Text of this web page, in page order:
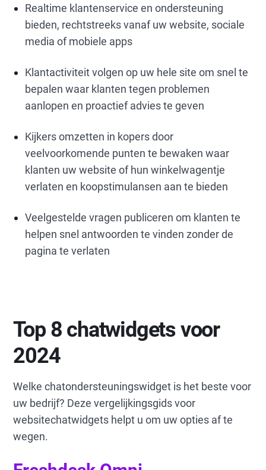
Realtime klantenservice en ondersteuning
bieden, rechtstreeks vanaf uw website, sociale
media of mobiele apps
Klantactiviteit volgen op uw hele site om snel te
bepalen waar klanten tegen problemen
aanlopen en proactief advies te geven
Kijkers omzetten in kopers door
veelvoorkomende punten te bewaken waar
klanten uw website of hun winkelwagentje
verlaten en koopstimulansen aan te bieden
Veelgestelde vragen publiceren om klanten te
helpen snel antwoorden te vinden zonder de
pagina te verlaten
Top 8 chatwidgets voor
2024
Welke chatondersteuningswidget is het beste voor
uw bedrijf? Deze vergelijkingsgids voor
websitechatwidgets helpt u om uw opties af te
wegen.